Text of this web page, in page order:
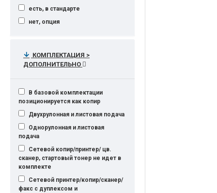
есть, в стандарте
нет, опция
КОМПЛЕКТАЦИЯ >
ДОПОЛНИТЕЛЬНО
В базовой комплектации
позиционируется как копир
Двухрулонная и листовая подача
Однорулонная и листовая
подача
Сетевой копир/принтер/ цв.
сканер, стартовый тонер не идет в
комплекте
Сетевой принтер/копир/сканер/
факс с дуплексом и